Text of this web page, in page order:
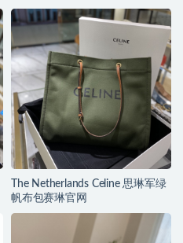
The Netherlands Celine 思琳军绿
帆布包赛琳官网